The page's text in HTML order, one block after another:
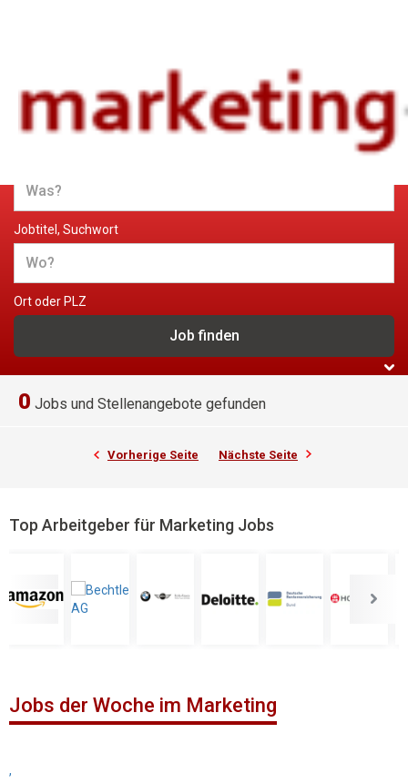
Jobs und Stellenangebote im
Marketing
Jobtitel, Suchwort
Ort oder PLZ
0 Jobs und Stellenangebote gefunden
Vorherige Seite Nächste Seite
Top Arbeitgeber für Marketing Jobs
Jobs der Woche im Marketing
,